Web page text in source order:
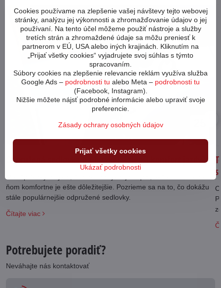
64424
Odpružená sedlovka na bicykel - zlepší komfort jazdy?
ňom komfortne je ešte dôležitejšie. Pozrieme sa na to, čo dokážu
stále populárnejšie odpružené sedlovky.
Čítajte viac
Potrebujete poradiť?
Neváhajte nás kontaktovať
Cookies používame na zlepšenie vašej návštevy tejto webovej
stránky, analýzu jej výkonnosti a zhromažďovanie údajov o jej
používaní. Na tento účel môžeme použiť nástroje a služby
tretích strán a zhromaždené údaje sa môžu preniesť k
partnerom v EÚ, USA alebo iných krajinách. Kliknutím na
„Prijať všetky cookies“ vyjadrujete svoj súhlas s týmto
spracovaním.
Súbory cookies na zlepšenie relevancie reklám využíva služba
Google Ads – podrobnosti tu alebo Meta – podrobnosti tu
(Facebook, Instagram).
Nižšie môžete nájsť podrobné informácie alebo upraviť svoje
preferencie.
Zásady ochrany osobných údajov
Ukázať podrobnosti
Prijať všetky cookies